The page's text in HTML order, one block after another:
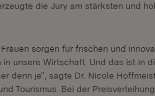
die Jury am stärksten und
sorgen für frischen und
unsere Wirtschaft. Und das ist in
denn je“, sagte Dr. Nicole
Tourismus. Bei der